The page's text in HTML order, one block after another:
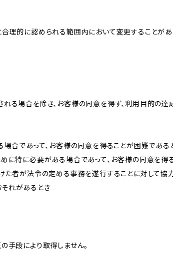
理的に認められる範囲内において変更することが
る場合を除き、お客様の同意を得ず、利用目的の
合であって、お客様の同意を得ることが困難である
に特に必要がある場合であって、お客様の同意を得
た者が法令の定める事務を遂行することに対して協
れがあるとき
手段により取得しません。